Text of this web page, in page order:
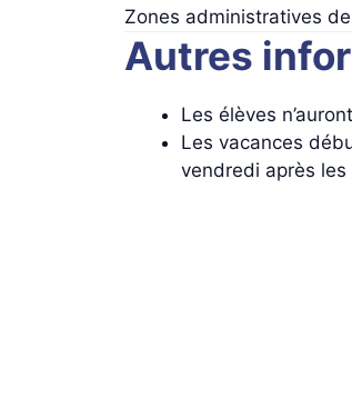
Zones administratives
Autres
Les élèves
Les vacances
vendredi après